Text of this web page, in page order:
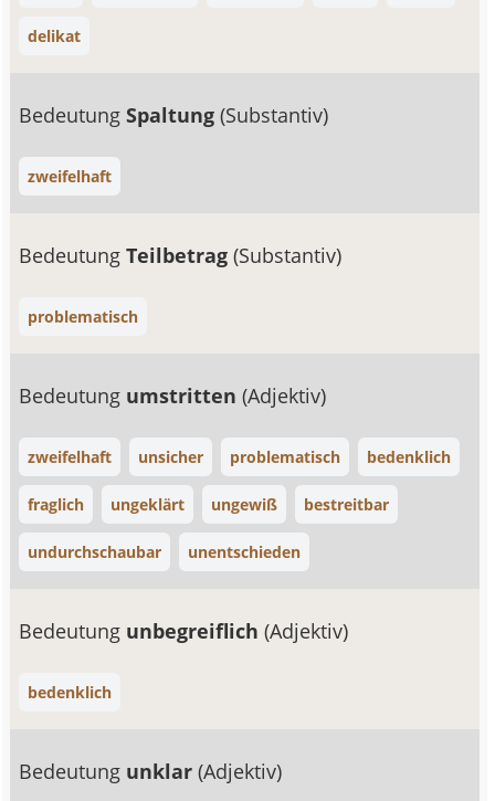
delikat
BedeutungSpaltung(Substantiv)
zweifelhaft
BedeutungTeilbetrag(Substantiv)
problematisch
Bedeutung umstritten(Adjektiv)
zweifelhaft unsicher problematisch bedenklich
fraglich ungeklärt ungewiß bestreitbar
undurchschaubar unentschieden
Bedeutung unbegreiflich(Adjektiv)
bedenklich
Bedeutung unklar(Adjektiv)